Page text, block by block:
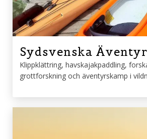
Sydsvenska Äventyr
Klippklättring, havskajakpaddling,
grottforskning och äventyrskamp i